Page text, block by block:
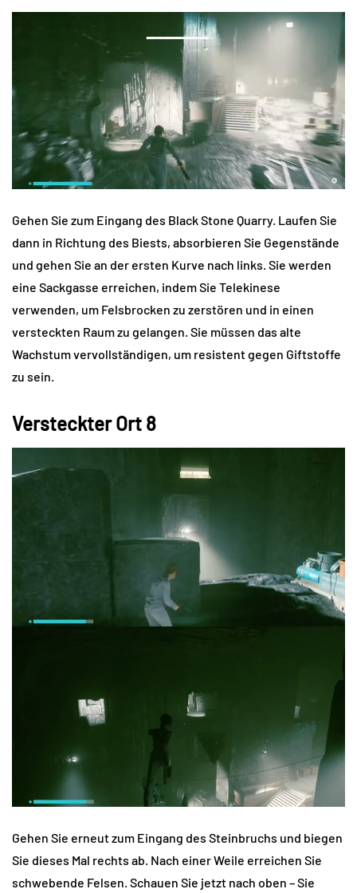
Gehen Sie zum Eingang des Black Stone Quarry. Laufen Sie
dann in Richtung des Biests, absorbieren Sie Gegenstände
und gehen Sie an der ersten Kurve nach links. Sie werden
eine Sackgasse erreichen, indem Sie Telekinese
verwenden, um Felsbrocken zu zerstören und in einen
versteckten Raum zu gelangen. Sie müssen das alte
Wachstum vervollständigen, um resistent gegen Giftstoffe
zu sein.
Versteckter Ort 8
Gehen Sie erneut zum Eingang des Steinbruchs und biegen
Sie dieses Mal rechts ab. Nach einer Weile erreichen Sie
schwebende Felsen. Schauen Sie jetzt nach oben – Sie